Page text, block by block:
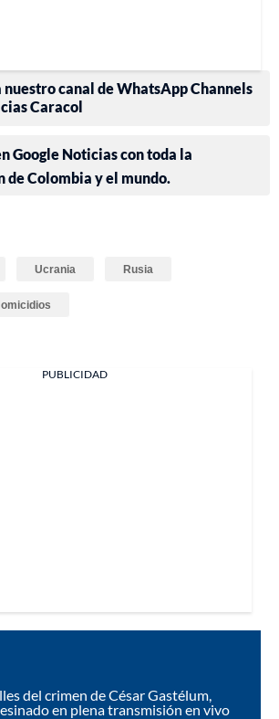
nuestro canal de WhatsApp Channels
Caracol
Google Noticias con toda la
de Colombia y el mundo.
Ucrania Rusia
PUBLICIDAD
del crimen de César Gastélum,
en plena transmisión en vivo